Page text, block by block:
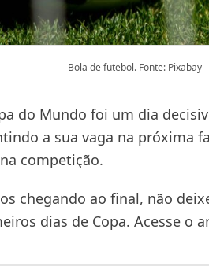
Bola de futebol. Fonte: Pixabay
do Mundo foi um dia
a sua vaga na próxima
competição.
chegando ao final, não
dias de Copa. Acesse o